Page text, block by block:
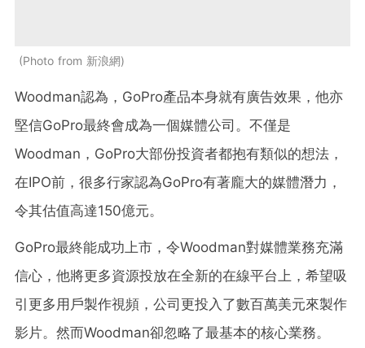
Photo from 新浪網
Woodman認為，GoPro產品本身就有廣告效果，他亦
堅信GoPro最終會成為一個媒體公司。不僅是
Woodman，GoPro大部份投資者都抱有類似的想法，
在IPO前，很多行家認為GoPro有著龐大的媒體潛力，
令其估值高達150億元。
GoPro最終能成功上市，令Woodman對媒體業務充滿
信心，他將更多資源投放在全新的在線平台上，希望吸
引更多用戶製作視頻，公司更投入了數百萬美元來製作
影片。然而Woodman卻忽略了最基本的核心業務。